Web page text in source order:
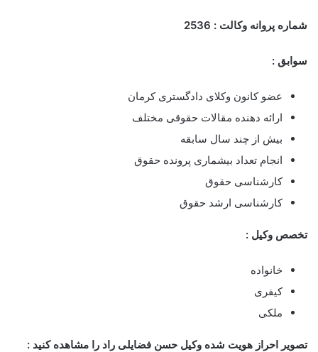
شماره پروانه وکالت : 2536
سوابق :
عضو کانون وکلای دادگستری کرمان
ارائه دهنده مقالات حقوقی مختلف
بیش از چند سال سابقه
انجام تعداد بیشماری پرونده حقوق
کارشناسی حقوق
کارشناسی ارشد حقوق
تخصص وکیل :
خانواده
کیفری
ملکی
تصویر احراز هویت شده وکیل حسن فضایلی راد را مشاهده کنید :